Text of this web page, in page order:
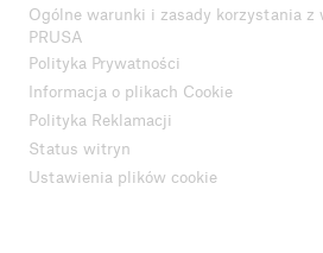
Ogólne warunki i zasady korzystania
PRUSA
Polityka Prywatności
Informacja o plikach Cookie
Polityka Reklamacji
Status witryn
Ustawienia plików cookie